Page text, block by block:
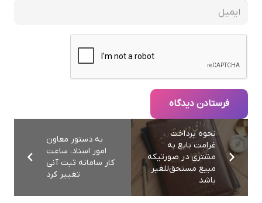
فرستادن دیدگاه
به دستور معاون
امور اسناد، ساعت
کار سامانه ثبت آنی
تغییر کرد
نحوه پرداخت
غرامت بايع به
مشتري در صورتيكه
مبيع مستحق‌للغير
باشد